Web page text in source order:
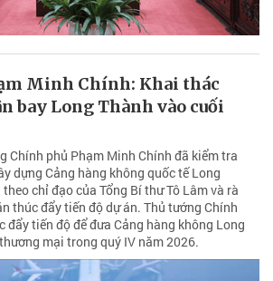
Minh Chính: Khai thác
bay Long Thành vào cuối
Chính phủ Phạm Minh Chính đã kiểm tra
dựng Cảng hàng không quốc tế Long
chỉ đạo của Tổng Bí thư Tô Lâm và rà
thúc đẩy tiến độ dự án. Thủ tướng Chính
đẩy tiến độ để đưa Cảng hàng không Long
mại trong quý IV năm 2026.